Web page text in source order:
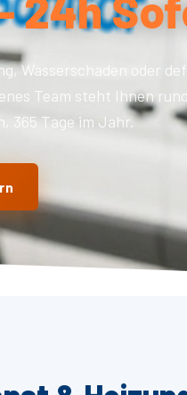
Wasserschaden oder
Team steht Ihnen
365 Tage im Jahr.